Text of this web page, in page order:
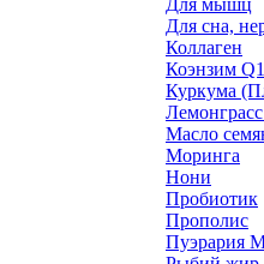
Для мышц
Для сна,
Коллаген
Коэнзим
Куркума
Масло
Моринга
Нони
Пробиотик
Прополис
Пуэрария